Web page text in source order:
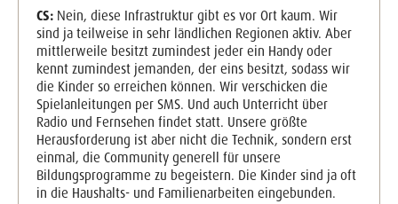
CS: Nein, diese Infrastruktur gibt es vor Ort kaum. Wir
sind ja teilweise in sehr ländlichen Regionen aktiv. Aber
mittlerweile besitzt zumindest jeder ein Handy oder
kennt zumindest jemanden, der eins besitzt, sodass wir
die Kinder so erreichen können. Wir verschicken die
Spielanleitungen per SMS. Und auch Unterricht über
Radio und Fernsehen findet statt. Unsere größte
Herausforderung ist aber nicht die Technik, sondern erst
einmal, die Community generell für unsere
Bildungsprogramme zu begeistern. Die Kinder sind ja oft
in die Haushalts- und Familienarbeiten eingebunden.